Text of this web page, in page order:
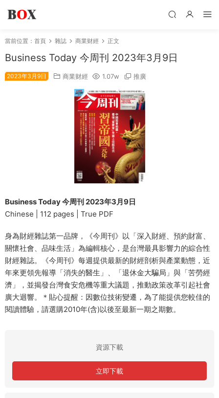
當前位置： 首頁 雜誌 商業财經 正文
Business Today 今周刊 2023年3月9日
2023年3月9日 商業财經 1.07w 推廣
Business Today 今周刊 2023年3月9日
Chinese | 112 pages | True PDF
身為財經雜誌第一品牌，《今周刊》以「深入財經、預約財富、
關懷社會、品味生活」為編輯核心，是台灣最具影響力的綜合性
財經雜誌。《今周刊》每週提供最新的財經剖析與產業動態，近
年來更領先報導「消失的醫生」、「退休金大騙局」與「苦勞經
濟」，並揭發台灣食安危機等重大議題，推動政策改革引起社會
廣大迴響。＊貼心提醒：因數位技術變遷，為了能提供您較佳的
閱讀體驗，請選購2010年(含)以後至最新一期之期數。
資源下載
立即下載